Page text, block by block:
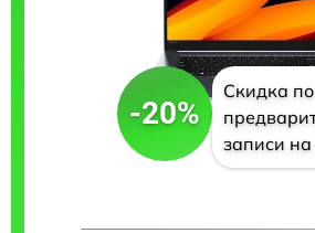
-20%
Скидка по
записи на